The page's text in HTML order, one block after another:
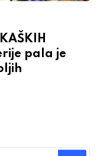
pala je